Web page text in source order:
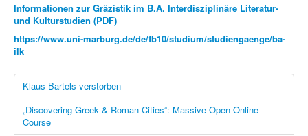
Informationen zur Gräzistik im B.A. Interdisziplinäre Literatur-
und Kulturstudien (PDF)
https://www.uni-marburg.de/de/fb10/studium/studiengaenge/ba-
ilk
Klaus Bartels verstorben
„Discovering Greek & Roman Cities“: Massive Open Online
Course